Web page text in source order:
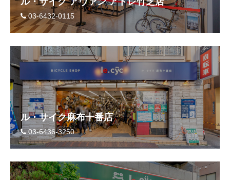
03-6432-0115
ル・サイク麻布十番店
03-6436-3250